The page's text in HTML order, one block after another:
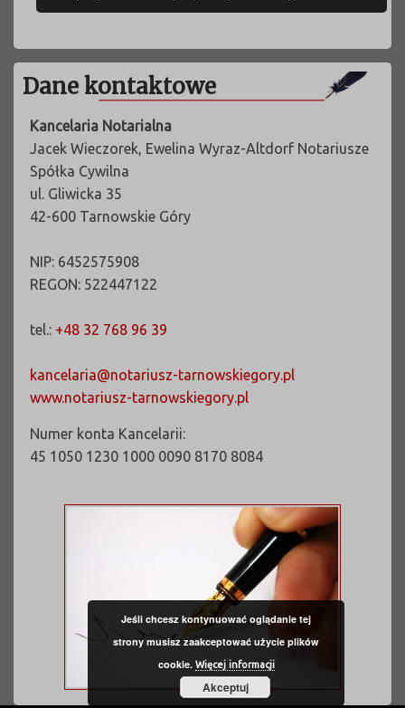
Primary
Sidebar
Area
Dane kontaktowe
Kancelaria Notarialna
Jacek Wieczorek, Ewelina Wyraz-Altdorf Notariusze
Spółka Cywilna
ul. Gliwicka 35
42-600 Tarnowskie Góry
NIP: 6452575908
REGON: 522447122
tel.: +48 32 768 96 39
kancelaria@notariusz-tarnowskiegory.pl
www.notariusz-tarnowskiegory.pl
Numer konta Kancelarii:
45 1050 1230 1000 0090 8170 8084
Jeśli chcesz kontynuować oglądanie tej
strony musisz zaakceptować użycie plików
cookie. Więcej informacji
Akceptuj